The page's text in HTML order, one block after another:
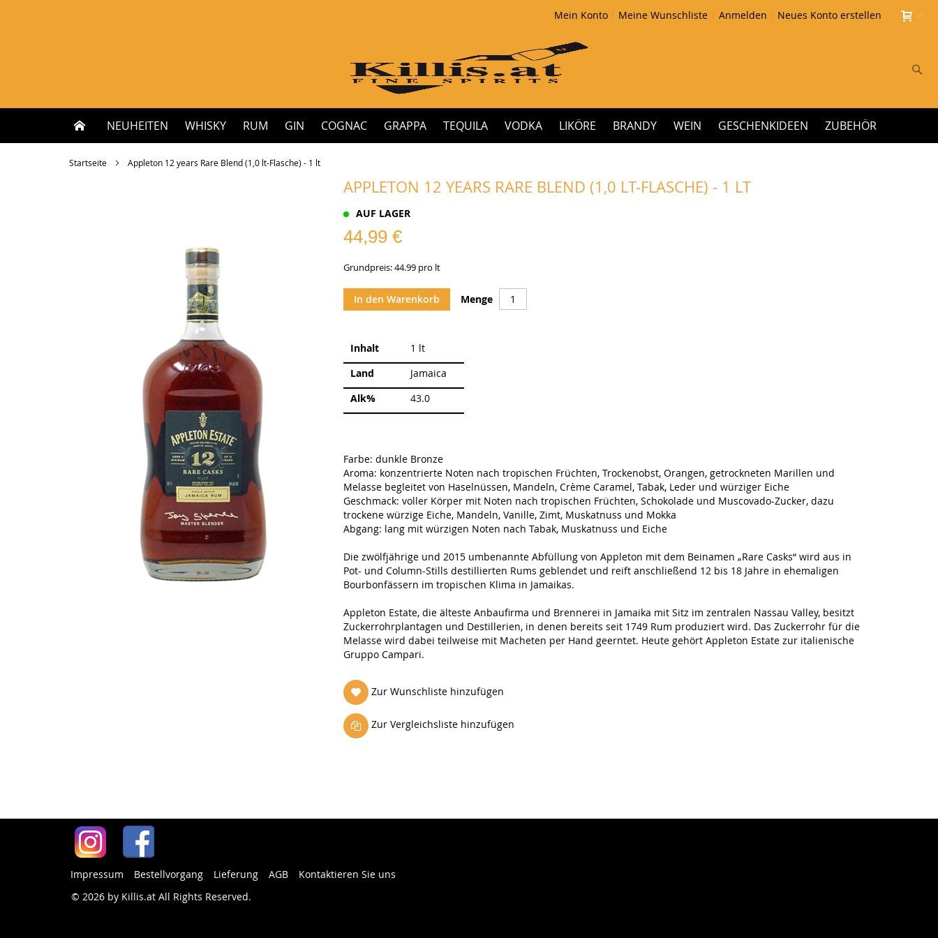
Mein Konto Meine Wunschliste Anmelden Neues Konto erstellen
NEUHEITEN WHISKY RUM GIN COGNAC GRAPPA TEQUILA VODKA LIKÖRE BRANDY WEIN GESCHENKIDEEN ZUBEHÖR
Startseite Appleton 12 years Rare Blend (1,0 lt-Flasche) - 1 lt
APPLETON 12 YEARS RARE BLEND (1,0 LT-FLASCHE) - 1 LT
AUF LAGER
44,99 €
Grundpreis: 44.99 pro lt
Menge
In den Warenkorb
Weitere
Inhalt
1 lt
Land
Jamaica
Alk%
43.0
Farbe: dunkle Bronze
Aroma: konzentrierte Noten nach tropischen Früchten, Trockenobst, Orangen, getrockneten Marillen und
Melasse begleitet von Haselnüssen, Mandeln, Crème Caramel, Tabak, Leder und würziger Eiche
Geschmack: voller Körper mit Noten nach tropischen Früchten, Schokolade und Muscovado-Zucker, dazu
trockene würzige Eiche, Mandeln, Vanille, Zimt, Muskatnuss und Mokka
Abgang: lang mit würzigen Noten nach Tabak, Muskatnuss und Eiche
Die zwölfjährige und 2015 umbenannte Abfüllung von Appleton mit dem Beinamen „Rare Casks“ wird aus in
Pot- und Column-Stills destillierten Rums geblendet und reift anschließend 12 bis 18 Jahre in ehemaligen
Bourbonfässern im tropischen Klima in Jamaikas.
Appleton Estate, die älteste Anbaufirma und Brennerei in Jamaika mit Sitz im zentralen Nassau Valley, besitzt
Zuckerrohrplantagen und Destillerien, in denen bereits seit 1749 Rum produziert wird. Das Zuckerrohr für die
Melasse wird dabei teilweise mit Macheten per Hand geerntet. Heute gehört Appleton Estate zur italienische
Gruppo Campari.
Zur Wunschliste hinzufügen
Zur Vergleichsliste hinzufügen
Impressum Bestellvorgang Lieferung AGB
Kontaktieren Sie uns
© 2026 by Killis.at All Rights Reserved.